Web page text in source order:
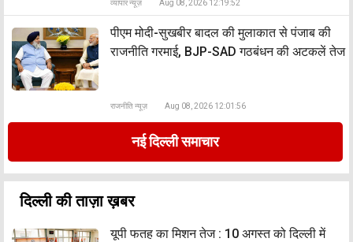
व्यापार न्यूज़ Aug 08, 2026 12:19:52
पीएम मोदी-सुखबीर बादल की मुलाकात से पंजाब की
राजनीति गरमाई, BJP-SAD गठबंधन की अटकलें तेज
राजनीति न्यूज़ Aug 08, 2026 12:01:56
नई दिल्ली समाचार
दिल्ली की ताज़ा ख़बर
यूपी फतह का मिशन तेज : 10 अगस्त को दिल्ली में